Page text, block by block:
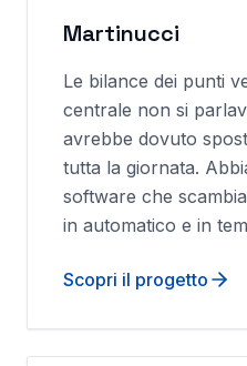
Martinucci
Le bilance dei punti
centrale non si
avrebbe dovuto
tutta la giornata.
software che
in automatico e in
Scopri il progetto